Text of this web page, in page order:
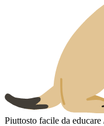
Piuttosto facile da educare